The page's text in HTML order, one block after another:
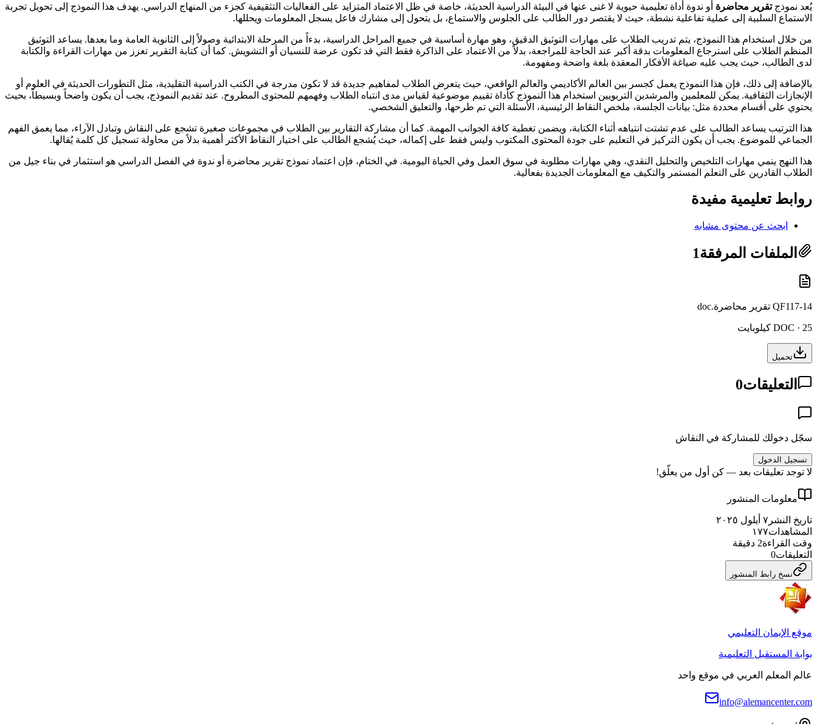
يُعد نموذجتقرير محاضرة أو ندوة أداة تعليمية حيوية لا غنى عنها في البيئة الدراسية الحديثة، خاصة في ظل الاعتماد المتزايد على الفعاليات التثقيفية كجزء من المنهاج الدراسي. يهدف هذا النموذج إلى تحويل تجربة
الاستماع السلبية إلى عملية تفاعلية نشطة، حيث لا يقتصر دور الطالب على الجلوس والاستماع، بل يتحول إلى مشارك فاعل يسجل المعلومات ويحللها.
من خلال استخدام هذا النموذج، يتم تدريب الطلاب على مهارات التوثيق الدقيق، وهو مهارة أساسية في جميع المراحل الدراسية، بدءاً من المرحلة الابتدائية وصولاً إلى الثانوية العامة وما بعدها. يساعد التوثيق
المنظم الطلاب على استرجاع المعلومات بدقة أكبر عند الحاجة للمراجعة، بدلاً من الاعتماد على الذاكرة فقط التي قد تكون عرضة للنسيان أو التشويش. كما أن كتابة التقرير تعزز من مهارات القراءة والكتابة
لدى الطالب، حيث يجب عليه صياغة الأفكار المعقدة بلغة واضحة ومفهومة.
بالإضافة إلى ذلك، فإن هذا النموذج يعمل كجسر بين العالم الأكاديمي والعالم الواقعي، حيث يتعرض الطلاب لمفاهيم جديدة قد لا تكون مدرجة في الكتب الدراسية التقليدية، مثل التطورات الحديثة في العلوم أو
الإنجازات الثقافية. يمكن للمعلمين والمرشدين التربويين استخدام هذا النموذج كأداة تقييم موضوعية لقياس مدى انتباه الطلاب وفهمهم للمحتوى المطروح. عند تقديم النموذج، يجب أن يكون واضحاً وبسيطاً، بحيث
يحتوي على أقسام محددة مثل: بيانات الجلسة، ملخص النقاط الرئيسية، الأسئلة التي تم طرحها، والتعليق الشخصي.
هذا الترتيب يساعد الطالب على عدم تشتت انتباهه أثناء الكتابة، ويضمن تغطية كافة الجوانب المهمة. كما أن مشاركة التقارير بين الطلاب في مجموعات صغيرة تشجع على النقاش وتبادل الآراء، مما يعمق الفهم
الجماعي للموضوع. يجب أن يكون التركيز في التعليم على جودة المحتوى المكتوب وليس فقط على إكماله، حيث يُشجع الطالب على اختيار النقاط الأكثر أهمية بدلاً من محاولة تسجيل كل كلمة يُقالها.
هذا النهج ينمي مهارات التلخيص والتحليل النقدي، وهي مهارات مطلوبة في سوق العمل وفي الحياة اليومية. في الختام، فإن اعتماد نموذج تقرير محاضرة أو ندوة في الفصل الدراسي هو استثمار في بناء جيل من
الطلاب القادرين على التعلم المستمر والتكيف مع المعلومات الجديدة بفعالية.
روابط تعليمية مفيدة
ابحث عن محتوى مشابه
الملفات المرفقة1
QF117-14 تقرير محاضرة.doc
DOC · 25 كيلوبايت
تحميل
التعليقات0
سجّل دخولك للمشاركة في النقاش
تسجيل الدخول
لا توجد تعليقات بعد — كن أول من يعلّق!
معلومات المنشور
تاريخ النشر ٧ أيلول ٢٠٢٥
المشاهدات١٧٧
وقت القراءة2 دقيقة
التعليقات0
نسخ رابط المنشور
موقع الإيمان التعليمي
بوابة المستقبل التعليمية
عالم المعلم العربي في موقع واحد
info@alemancenter.com